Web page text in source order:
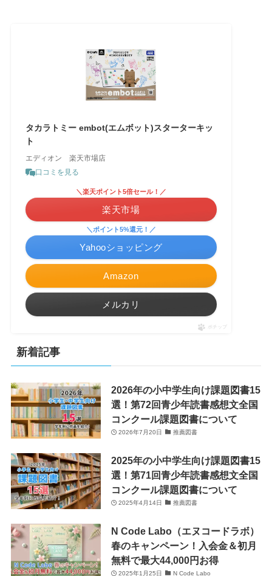
タカラトミー embot(エムボット)スターターキッ
ト
エディオン 楽天市場店
口コミを見る
Amazon
＼楽天ポイント5倍セール！／
楽天市場
＼ポイント5%還元！／
Yahooショッピング
メルカリ
ポチップ
新着記事
2026年の小中学生向け課題図書15
選！第72回青少年読書感想文全国
コンクール課題図書について
2026年7月20日 推薦図書
2025年の小中学生向け課題図書15
選！第71回青少年読書感想文全国
コンクール課題図書について
2025年4月14日 推薦図書
N Code Labo（エヌコードラボ）
春のキャンペーン！入会金＆初月
無料で最大44,000円お得
2025年1月25日 N Code Labo